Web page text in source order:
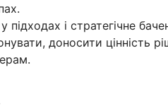
підходах і стратегічне
доносити цінність